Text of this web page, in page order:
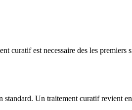
curatif est necessaire des les
Un traitement curatif revient